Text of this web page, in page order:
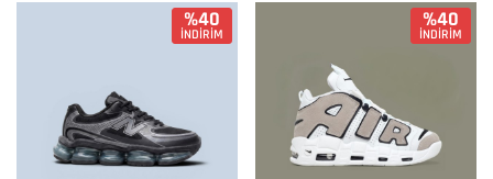
%40
İNDİRİM
%40
İNDİRİM